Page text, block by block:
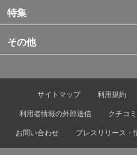
特集
その他
サイトマップ 利用規約
利用者情報の外部送信
クチコ
お問い合わせ
プレスリリース・